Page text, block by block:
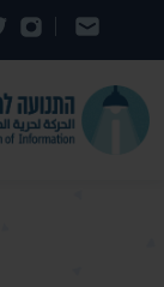
דילוג לתוכן העמוד